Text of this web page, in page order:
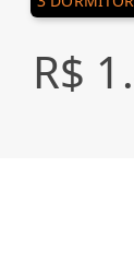
R$